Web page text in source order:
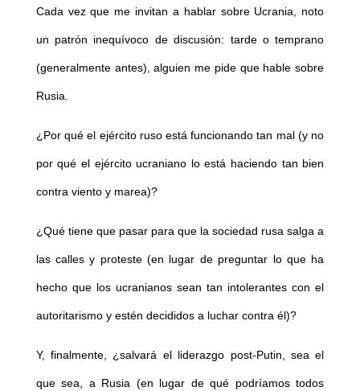
Cada vez que me invitan a hablar sobre Ucrania, noto
un patrón inequívoco de discusión: tarde o temprano
(generalmente antes), alguien me pide que hable sobre
Rusia.
¿Por qué el ejército ruso está funcionando tan mal (y no
por qué el ejército ucraniano lo está haciendo tan bien
contra viento y marea)?
¿Qué tiene que pasar para que la sociedad rusa salga a
las calles y proteste (en lugar de preguntar lo que ha
hecho que los ucranianos sean tan intolerantes con el
autoritarismo y estén decididos a luchar contra él)?
Y, finalmente, ¿salvará el liderazgo post-Putin, sea el
que sea, a Rusia (en lugar de qué podríamos todos